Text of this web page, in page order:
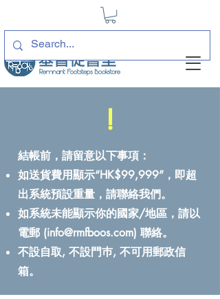
!
結帳前，請留意以下事項：
如送貨費用顯示“HK$99,999”，即超
出系統預設重量，請聯絡我們。
如系統未能顯示你的國家/地區，請以
電郵 (info@rmfboos.com) 聯絡。
不設自取, 不設門巿, 不可用郵政信
箱。